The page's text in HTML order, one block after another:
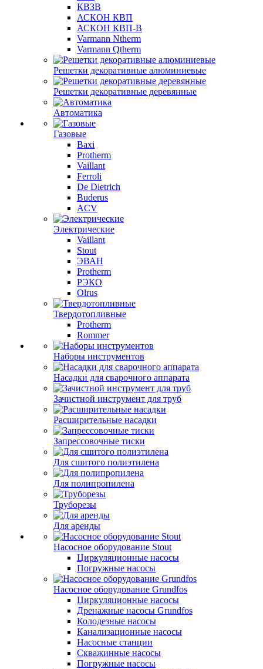
КВЗВ
АСКОН КВП
АСКОН КВП-В
Varmann Ntherm
Varmann Qtherm
Решетки декоративные алюминиевые
Решетки декоративные деревянные
Автоматика
Газовые
Baxi
Protherm
Vaillant
Ferroli
De Dietrich
Buderus
ACV
Электрические
Vaillant
Stout
ЭВАН
Protherm
РЭКО
Olrus
Твердотопливные
Protherm
Rommer
Наборы инструментов
Насадки для сварочного аппарата
Зачистной инструмент для труб
Расширительные насадки
Запрессовочные тиски
Для сшитого полиэтилена
Для полипропилена
Труборезы
Для аренды
Насосное оборудование Stout
Циркуляционные насосы
Погружные насосы
Насосное оборудование Grundfos
Циркуляционные насосы
Дренажные насосы Grundfos
Колодезные насосы
Канализационные насосы
Насосные станции
Скважинные насосы
Погружные насосы